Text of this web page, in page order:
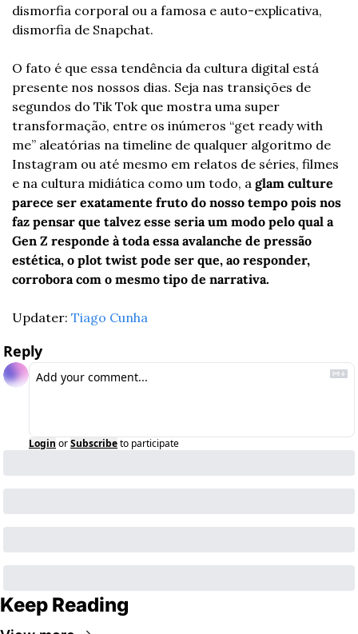
dismorfia corporal ou a famosa e auto-explicativa,
dismorfia de Snapchat.
O fato é que essa tendência da cultura digital está
presente nos nossos dias. Seja nas transições de
segundos do Tik Tok que mostra uma super
transformação, entre os inúmeros “get ready with
me” aleatórias na timeline de qualquer algoritmo de
Instagram ou até mesmo em relatos de séries, filmes
e na cultura midiática como um todo, a glam culture
parece ser exatamente fruto do nosso tempo pois nos
faz pensar que talvez esse seria um modo pelo qual a
Gen Z responde à toda essa avalanche de pressão
estética, o plot twist pode ser que, ao responder,
corrobora com o mesmo tipo de narrativa.
Updater: Tiago Cunha
Reply
Login orSubscribeto participate
Keep Reading